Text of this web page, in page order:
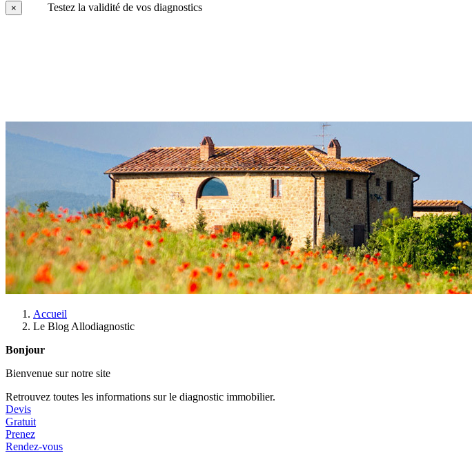
× Testez la validité de vos diagnostics
Accueil
Le Blog Allodiagnostic
Bonjour
Bienvenue sur notre site
Retrouvez toutes les informations sur le diagnostic immobilier.
Devis
Gratuit
Prenez
Rendez-vous